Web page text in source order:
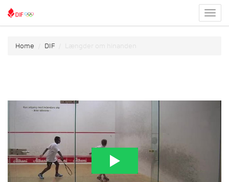
menu
Home DIF Længder om hinanden